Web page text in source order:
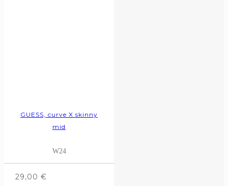
GUESS, curve X skinny
mid
W24
29,00 €